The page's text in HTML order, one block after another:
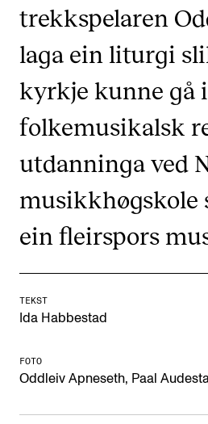
Internasjonal strategi
Samarbeidsprosjekter
Nettverk
AKTUELT
Arrangementer og konserter
Nyheter og historier
Ledige stillinger
INFO
trekkspelaren
laga ein liturgi
kyrkje kunne gå
folkemusikalsk
utdanninga ved
musikkhøgskole
ein fleirspors
TEKST
Ida Habbestad
FOTO
Oddleiv Apneseth, Paal